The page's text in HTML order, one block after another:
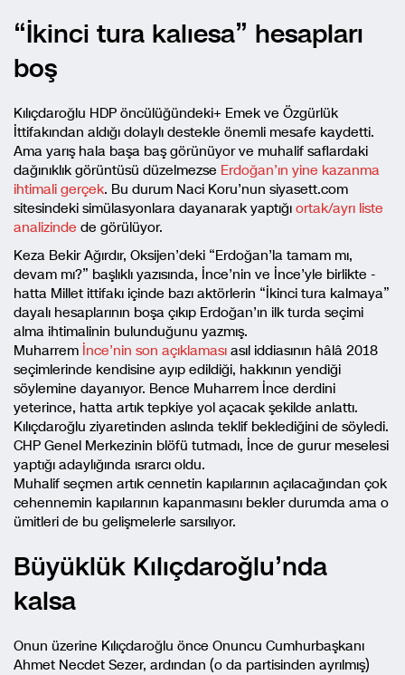
“İkinci tura kalıesa” hesapları
boş
Kılıçdaroğlu HDP öncülüğündeki+ Emek ve Özgürlük
İttifakından aldığı dolaylı destekle önemli mesafe kaydetti.
Ama yarış hala başa baş görünüyor ve muhalif saflardaki
dağınıklık görüntüsü düzelmezse Erdoğan’ın yine kazanma
ihtimali gerçek. Bu durum Naci Koru’nun siyasett.com
sitesindeki simülasyonlara dayanarak yaptığı ortak/ayrı liste
analizinde de görülüyor.
Keza Bekir Ağırdır, Oksijen’deki “Erdoğan’la tamam mı,
devam mı?” başlıklı yazısında, İnce’nin ve İnce’yle birlikte -
hatta Millet ittifakı içinde bazı aktörlerin “İkinci tura kalmaya”
dayalı hesaplarının boşa çıkıp Erdoğan’ın ilk turda seçimi
alma ihtimalinin bulunduğunu yazmış.
Muharrem İnce’nin son açıklaması asıl iddiasının hâlâ 2018
seçimlerinde kendisine ayıp edildiği, hakkının yendiği
söylemine dayanıyor. Bence Muharrem İnce derdini
yeterince, hatta artık tepkiye yol açacak şekilde anlattı.
Kılıçdaroğlu ziyaretinden aslında teklif beklediğini de söyledi.
CHP Genel Merkezinin blöfü tutmadı, İnce de gurur meselesi
yaptığı adaylığında ısrarcı oldu.
Muhalif seçmen artık cennetin kapılarının açılacağından çok
cehennemin kapılarının kapanmasını bekler durumda ama o
ümitleri de bu gelişmelerle sarsılıyor.
Büyüklük Kılıçdaroğlu’nda
kalsa
Onun üzerine Kılıçdaroğlu önce Onuncu Cumhurbaşkanı
Ahmet Necdet Sezer, ardından (o da partisinden ayrılmış)